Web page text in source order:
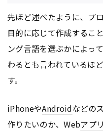
先ほど述べたように、プ
目的に応じて作成するこ
ング言語を選ぶかによっ
わるとも言われているほ
す。
iPhoneやAndroidなどの
作りたいのか、Webアプリ